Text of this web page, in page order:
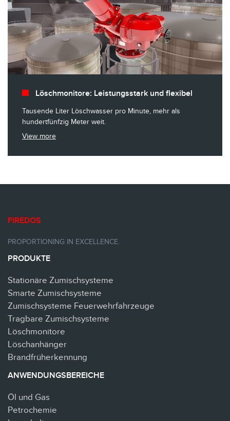
Löschmonitore: Leistungsstark und flexibel
Tausende Liter Löschwasser pro Minute, mehr als
hundertfünfzig Meter weit.
View more
FIREDOS
PROPORTIONING IN EXCELLENCE.
PRODUKTE
Stationäre Zumischsysteme
Smarte Zumischsysteme
Zumischsysteme Feuerwehrfahrzeuge
Tragbare Zumischsysteme
Löschmonitore
Löschanhänger
Brandfrüherkennung
ANWENDUNGSBEREICHE
Öl und Gas
Petrochemie